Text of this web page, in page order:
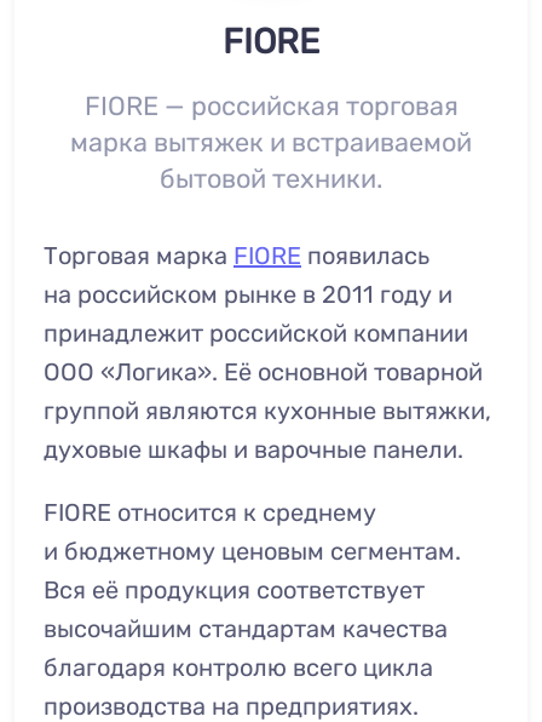
FIORE
FIORE — российская торговая
марка вытяжек и встраиваемой
бытовой техники.
Торговая марка FIORE появилась
на российском рынке в 2011 году и
принадлежит российской компании
ООО «Логика». Её основной товарной
группой являются кухонные вытяжки,
духовые шкафы и варочные панели.
FIORE относится к среднему
и бюджетному ценовым сегментам.
Вся её продукция соответствует
высочайшим стандартам качества
благодаря контролю всего цикла
производства на предприятиях.